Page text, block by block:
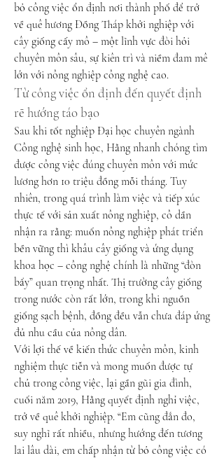
bỏ công việc ổn định nơi thành phố để trở
về quê hương Đồng Tháp khởi nghiệp với
cây giống cấy mô – một lĩnh vực đòi hỏi
chuyên môn sâu, sự kiên trì và niềm đam mê
lớn với nông nghiệp công nghệ cao.
Từ công việc ổn định đến quyết định
rẽ hướng táo bạo
Sau khi tốt nghiệp Đại học chuyên ngành
Công nghệ sinh học, Hằng nhanh chóng tìm
được công việc đúng chuyên môn với mức
lương hơn 10 triệu đồng mỗi tháng. Tuy
nhiên, trong quá trình làm việc và tiếp xúc
thực tế với sản xuất nông nghiệp, cô dần
nhận ra rằng: muốn nông nghiệp phát triển
bền vững thì khâu cây giống và ứng dụng
khoa học – công nghệ chính là những “đòn
bẩy” quan trọng nhất. Thị trường cây giống
trong nước còn rất lớn, trong khi nguồn
giống sạch bệnh, đồng đều vẫn chưa đáp ứng
đủ nhu cầu của nông dân.
Với lợi thế về kiến thức chuyên môn, kinh
nghiệm thực tiễn và mong muốn được tự
chủ trong công việc, lại gần gũi gia đình,
cuối năm 2019, Hằng quyết định nghỉ việc,
trở về quê khởi nghiệp. “Em cũng đắn đo,
suy nghĩ rất nhiều, nhưng hướng đến tương
lai lâu dài, em chấp nhận từ bỏ công việc có